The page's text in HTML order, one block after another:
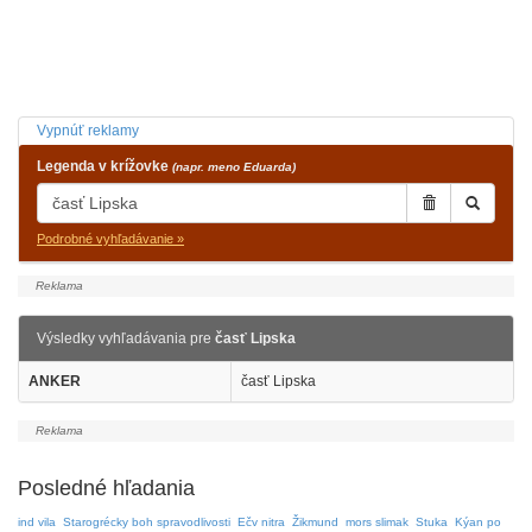
Vypnúť reklamy
Legenda v krížovke (napr. meno Eduarda)
Podrobné vyhľadávanie »
Výsledky vyhľadávania pre časť Lipska
ANKER časť Lipska
Posledné hľadania
ind vila Starogrécky boh spravodlivosti Ečv nitra Žikmund mors slimak Stuka Kýan po